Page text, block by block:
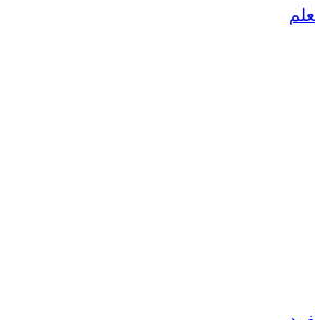
Regioni
Indigeni del